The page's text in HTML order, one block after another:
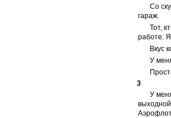
Со
гараж.
Тот,
работе. Я
Вкус
У
3
У